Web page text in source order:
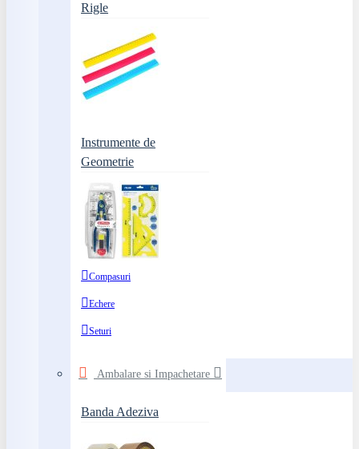
Rigle
Instrumente de
Geometrie
Compasuri
Echere
Seturi
Ambalare si Impachetare
Banda Adeziva